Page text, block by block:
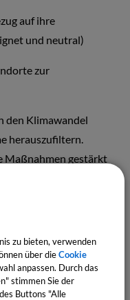
auf ihre
und neutral)
zur
den Klimawandel
herauszufiltern.
Maßnahmen gestärkt
aus dem
zu bieten, verwenden
über dieCookie
anpassen. Durch das
stimmen Sie der
Buttons "Alle